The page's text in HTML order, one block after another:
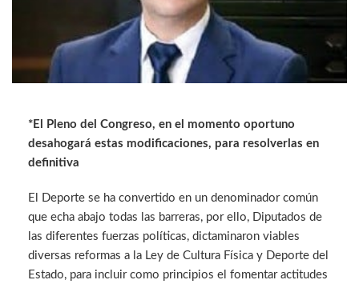
*El Pleno del Congreso, en el momento oportuno
desahogará estas modificaciones, para resolverlas en
definitiva
El Deporte se ha convertido en un denominador común
que echa abajo todas las barreras, por ello, Diputados de
las diferentes fuerzas políticas, dictaminaron viables
diversas reformas a la Ley de Cultura Física y Deporte del
Estado, para incluir como principios el fomentar actitudes